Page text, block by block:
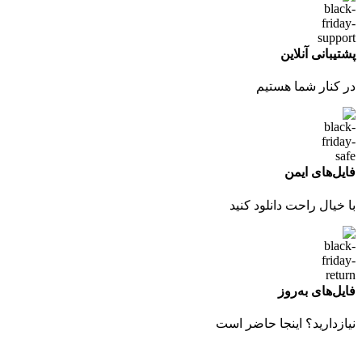
پشتیبانی آنلاین
در کنار شما هستیم
فایل‌های ایمن
با خیال راحت دانلود کنید
فایل‌های به‌روز
نیازدارید؟ اینجا حاضر است